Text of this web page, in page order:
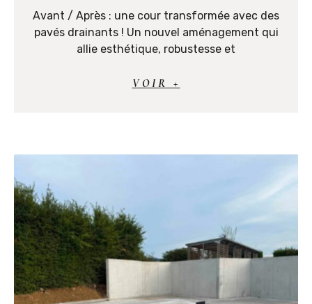
Avant / Après : une cour transformée avec des
pavés drainants ! Un nouvel aménagement qui
allie esthétique, robustesse et
VOIR +